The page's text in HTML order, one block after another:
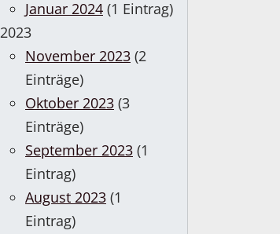
Januar 2024 (1 Eintrag)
2023
November 2023 (2
Einträge)
Oktober 2023 (3
Einträge)
September 2023 (1
Eintrag)
August 2023 (1
Eintrag)